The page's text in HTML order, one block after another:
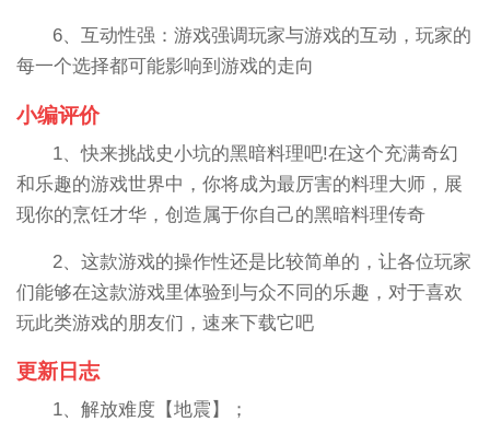
6、互动性强：游戏强调玩家与游戏的互动，玩家的
每一个选择都可能影响到游戏的走向
小编评价
1、快来挑战史小坑的黑暗料理吧!在这个充满奇幻
和乐趣的游戏世界中，你将成为最厉害的料理大师，展
现你的烹饪才华，创造属于你自己的黑暗料理传奇
2、这款游戏的操作性还是比较简单的，让各位玩家
们能够在这款游戏里体验到与众不同的乐趣，对于喜欢
玩此类游戏的朋友们，速来下载它吧
更新日志
1、解放难度【地震】；